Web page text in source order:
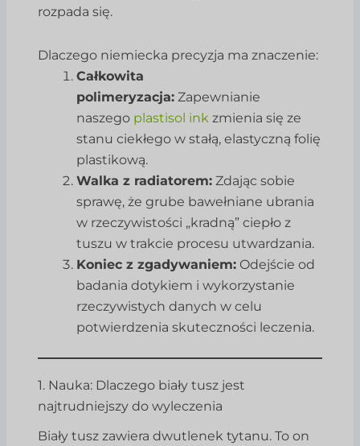
rozpada się.
Dlaczego niemiecka precyzja ma znaczenie:
Całkowita
polimeryzacja: Zapewnianie
naszego plastisol ink zmienia się ze
stanu ciekłego w stałą, elastyczną folię
plastikową.
Walka z radiatorem: Zdając sobie
sprawę, że grube bawełniane ubrania
w rzeczywistości „kradną” ciepło z
tuszu w trakcie procesu utwardzania.
Koniec z zgadywaniem: Odejście od
badania dotykiem i wykorzystanie
rzeczywistych danych w celu
potwierdzenia skuteczności leczenia.
1. Nauka: Dlaczego biały tusz jest
najtrudniejszy do wyleczenia
Biały tusz zawiera dwutlenek tytanu. To on